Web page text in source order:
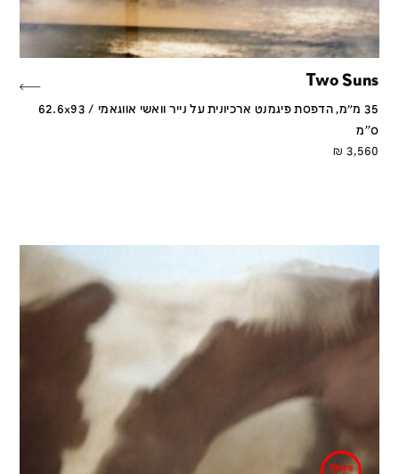
Two Suns
35 מ״מ, הדפסת פיגמנט ארכיונית על נייר וואשי אווגאמי / 62.6x93
ס''מ
3,560
₪